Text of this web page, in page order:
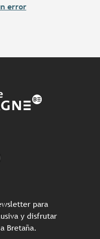
error
para
y disfrutar
Bretaña.